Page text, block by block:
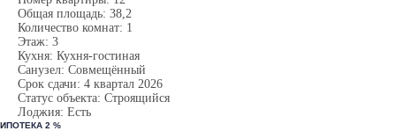
Общая площадь: 38,2
Количество комнат: 1
Этаж: 3
Кухня: Кухня-гостиная
Санузел: Совмещённый
Срок сдачи: 4 квартал 2026
Статус объекта: Строящийся
Лоджия: Есть
ИПОТЕКА 2 %